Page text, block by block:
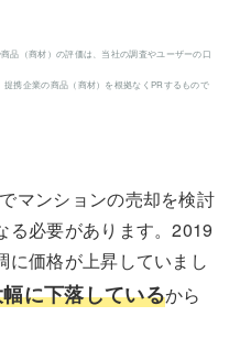
品（商材）の評価は、当社の調査やユーザーの口
携企業の商品（商材）を根拠なくPRするもので
マンションの売却を検討
る必要があります。2019
に価格が上昇していまし
に下落しているから